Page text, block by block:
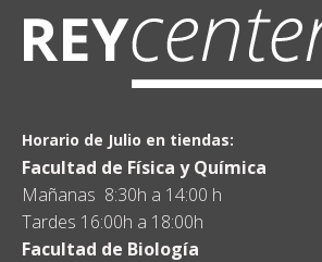
Horario de Julio en tiendas:
Facultad de Física y Química
Mañanas 8:30h a 14:00 h
Tardes 16:00h a 18:00h
Facultad de Biología